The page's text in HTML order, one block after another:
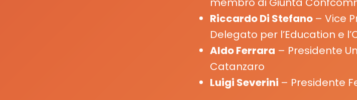
Riccardo Di Stefano – Vice
Delegato per l’Education e
Aldo Ferrara – Presidente
Catanzaro
Luigi Severini – Presidente